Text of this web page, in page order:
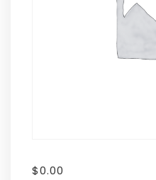
$0.00